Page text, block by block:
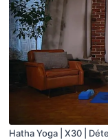
Hatha Yoga | X30 |